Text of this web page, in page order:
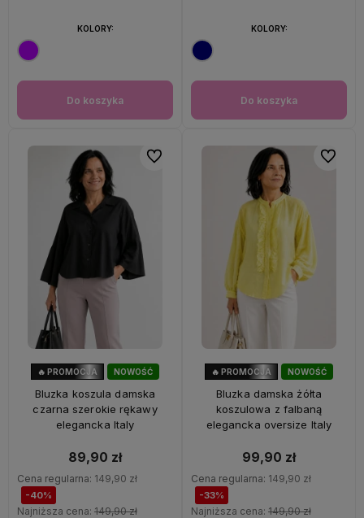
Do koszyka
KOLORY:
Do koszyka
KOLORY:
NOWOŚĆ
🔥 PROMOCJA
Bluzka koszula damska
czarna szerokie rękawy
elegancka Italy
89,90 zł
Cena regularna: 149,90 zł
-40%
Najniższa cena: 149,90 zł
Do ulubionych
NOWOŚĆ
OKAZJA
🔥 PROMOCJA
Bluzka damska żółta
koszulowa z falbaną
elegancka oversize Italy
99,90 zł
Cena regularna: 149,90 zł
-33%
Najniższa cena: 149,90 zł
Do